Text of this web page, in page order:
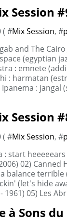
Session
( #Mix Session, #
and The Cairo
(egyptian
: emnete
: harmatan
Ipanema : jangal
Session
( #Mix Session, #
: start
02) Canned
balance terrible
(let's hide
1961) 05) Les
à Sons du